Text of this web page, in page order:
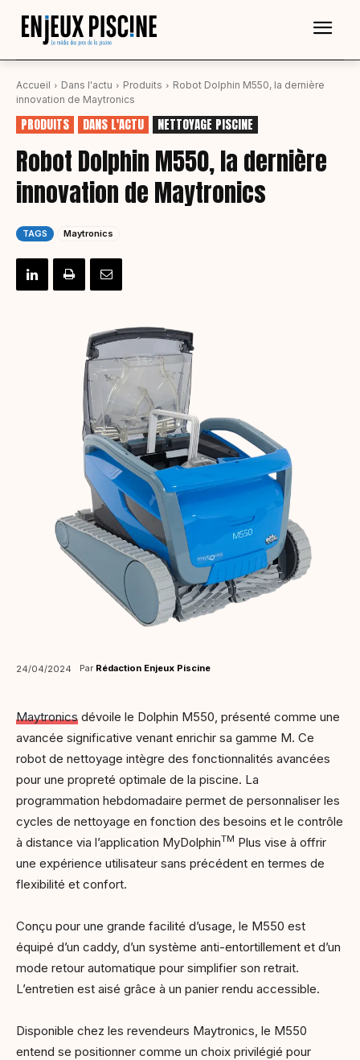
Accueil Dans l'actu Produits
Robot Dolphin M550, la dernière
innovation de Maytronics
PRODUITS DANS L'ACTU NETTOYAGE PISCINE
Robot Dolphin M550, la dernière
innovation de Maytronics
TAGS Maytronics
24/04/2024 Par Rédaction Enjeux Piscine
Maytronics dévoile le Dolphin M550, présenté comme une
avancée significative venant enrichir sa gamme M. Ce
robot de nettoyage intègre des fonctionnalités avancées
pour une propreté optimale de la piscine. La
programmation hebdomadaire permet de personnaliser les
cycles de nettoyage en fonction des besoins et le contrôle
à distance via l’application MyDolphinTM Plus vise à offrir
une expérience utilisateur sans précédent en termes de
flexibilité et confort.
Conçu pour une grande facilité d’usage, le M550 est
équipé d’un caddy, d’un système anti-entortillement et d’un
mode retour automatique pour simplifier son retrait.
L’entretien est aisé grâce à un panier rendu accessible.
Disponible chez les revendeurs Maytronics, le M550
entend se positionner comme un choix privilégié pour